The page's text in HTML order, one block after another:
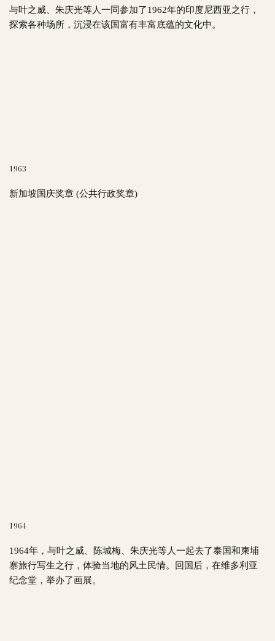
与叶之威、朱庆光等人一同参加了1962年的印度尼西亚之行，
探索各种场所，沉浸在该国富有丰富底蕴的文化中。
1963
新加坡国庆奖章 (公共行政奖章)
1964
1964年，与叶之威、陈城梅、朱庆光等人一起去了泰国和柬埔
寨旅行写生之行，体验当地的风土民情。回国后，在维多利亚
纪念堂，举办了画展。